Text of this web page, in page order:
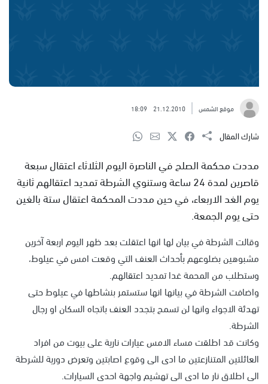
موقع الشمس 21.12.2010
18:09
شارك المقال
مددت محكمة الصلح في الناصرة اليوم الثلاثاء اعتقال سبعة
قاصرين لمدة 24 ساعة وستنوي الشرطة تمديد اعتقالهم ثانية
يوم الغد الاربعاء، في حين مددت المحكمة اعتقال ستة بالغين
حتى يوم الجمعة.
وقالت الشرطة في بيان لها انها اعتقلت بعد ظهر اليوم اربعة آخرين
مشبوهين بضلوعهم بأحداث العنف التي وقعت امس في عيلوط،
وستطلب من المحمة غدا تمديد اعتقالهم.
واضافت الشرطة في بيانها انها ستستمر بنشاطها في عيلوط حتى
تهدئة الاجواء وانها لن تسمح بتجدد العنف باتجاه السكان او رجال
الشرطة.
وكانت قد اطلقت مساء الامس عيارات نارية على بيوت من افراد
العائلتين المتنازعتين ما ادى الى وقوع اصابتين وتعرض دورية للشرطة
الى اطلاق نار ما ادى الى تهشيم واجهة احدى السيارات.